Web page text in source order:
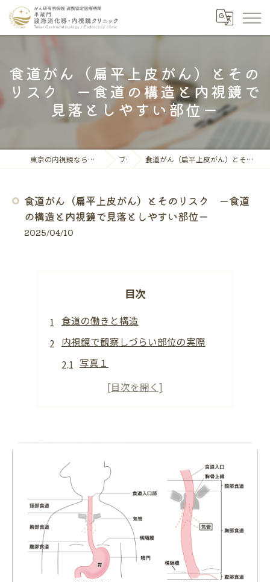
食道がん（扁平上皮がん）とその
リスク ー食道の構造と内視鏡で
見落としやすい部位ー
東京の内視鏡なら半蔵門渡海消化器・内視鏡クリニック ブログ 食道がん（扁平上皮がん）とそのリスク ー食道の構造と内視鏡で見落としやすい部位ー
食道がん（扁平上皮がん）とそのリスク ー食道
の構造と内視鏡で見落としやすい部位ー
2025/04/10
目次
食道の働きと構造
内視鏡で観察しづらい部位の実際
写真１
写真２